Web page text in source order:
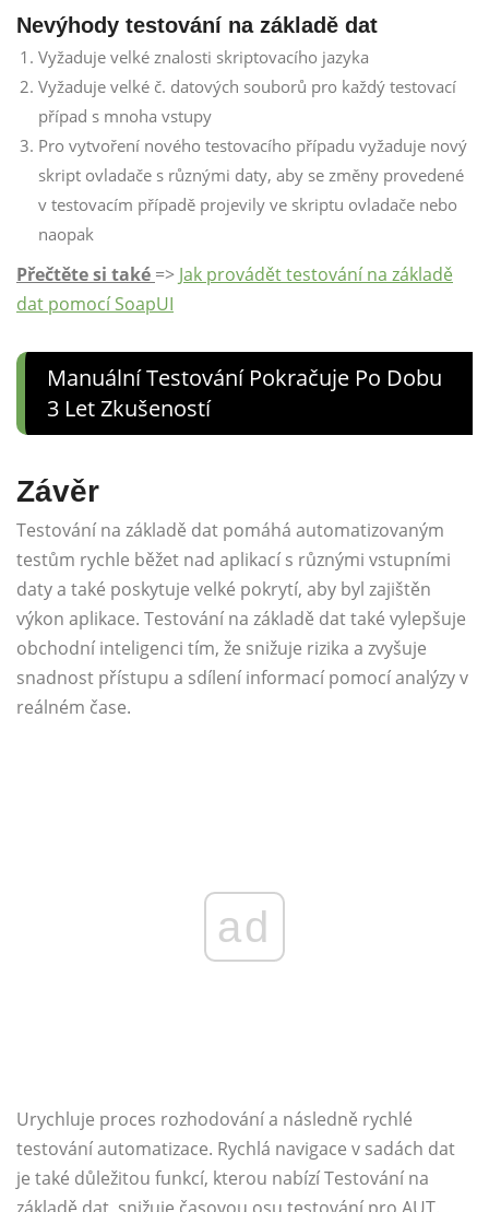
Nevýhody testování na základě dat
Vyžaduje velké znalosti skriptovacího jazyka
Vyžaduje velké č. datových souborů pro každý testovací
případ s mnoha vstupy
Pro vytvoření nového testovacího případu vyžaduje nový
skript ovladače s různými daty, aby se změny provedené
v testovacím případě projevily ve skriptu ovladače nebo
naopak
Přečtěte si také => Jak provádět testování na základě
dat pomocí SoapUI
Manuální Testování Pokračuje Po Dobu
3 Let Zkušeností
Závěr
Testování na základě dat pomáhá automatizovaným
testům rychle běžet nad aplikací s různými vstupními
daty a také poskytuje velké pokrytí, aby byl zajištěn
výkon aplikace. Testování na základě dat také vylepšuje
obchodní inteligenci tím, že snižuje rizika a zvyšuje
snadnost přístupu a sdílení informací pomocí analýzy v
reálném čase.
ad
Urychluje proces rozhodování a následně rychlé
testování automatizace. Rychlá navigace v sadách dat
je také důležitou funkcí, kterou nabízí Testování na